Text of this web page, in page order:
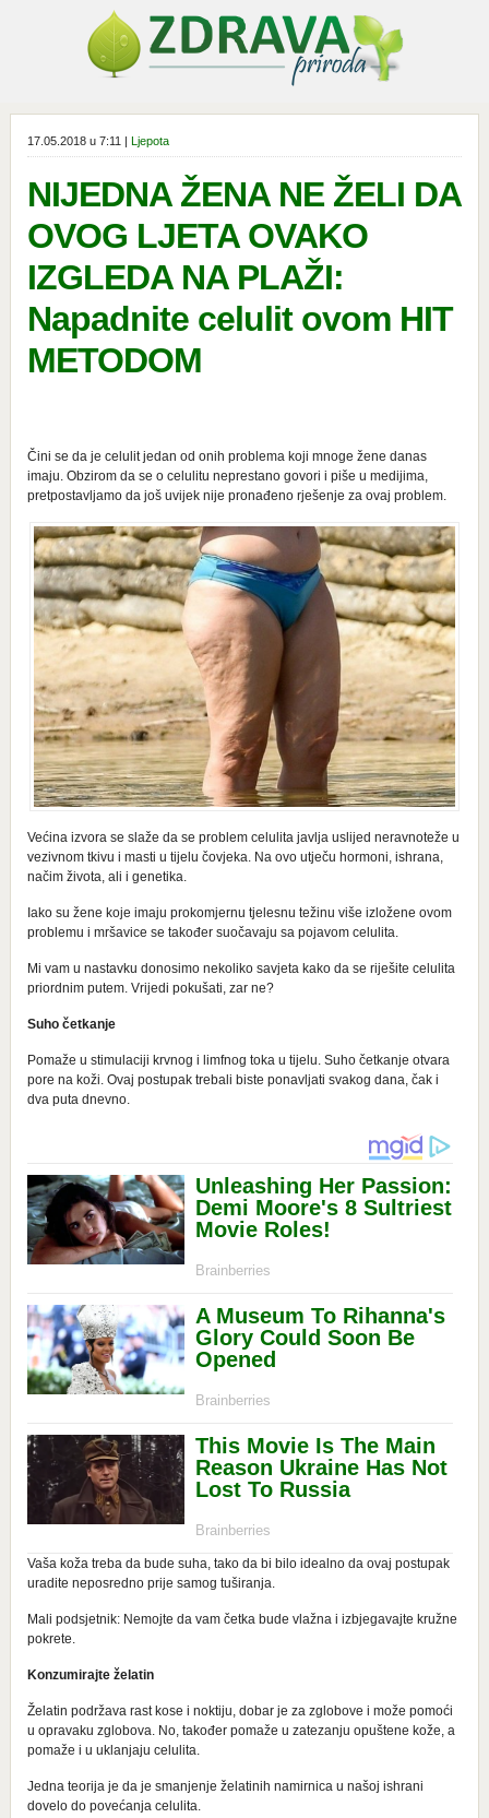
17.05.2018 u 7:11 | Ljepota
NIJEDNA ŽENA NE ŽELI DA
OVOG LJETA OVAKO
IZGLEDA NA PLAŽI:
Napadnite celulit ovom HIT
METODOM
Čini se da je celulit jedan od onih problema koji mnoge žene danas
imaju. Obzirom da se o celulitu neprestano govori i piše u medijima,
pretpostavljamo da još uvijek nije pronađeno rješenje za ovaj problem.
Većina izvora se slaže da se problem celulita javlja uslijed neravnoteže u
vezivnom tkivu i masti u tijelu čovjeka. Na ovo utječu hormoni, ishrana,
načim života, ali i genetika.
Iako su žene koje imaju prokomjernu tjelesnu težinu više izložene ovom
problemu i mršavice se također suočavaju sa pojavom celulita.
Mi vam u nastavku donosimo nekoliko savjeta kako da se riješite celulita
priordnim putem. Vrijedi pokušati, zar ne?
Suho četkanje
Pomaže u stimulaciji krvnog i limfnog toka u tijelu. Suho četkanje otvara
pore na koži. Ovaj postupak trebali biste ponavljati svakog dana, čak i
dva puta dnevno.
Vaša koža treba da bude suha, tako da bi bilo idealno da ovaj postupak
uradite neposredno prije samog tuširanja.
Mali podsjetnik: Nemojte da vam četka bude vlažna i izbjegavajte kružne
pokrete.
Konzumirajte želatin
Želatin podržava rast kose i noktiju, dobar je za zglobove i može pomoći
u opravaku zglobova. No, također pomaže u zatezanju opuštene kože, a
pomaže i u uklanjaju celulita.
Jedna teorija je da je smanjenje želatinih namirnica u našoj ishrani
dovelo do povećanja celulita.